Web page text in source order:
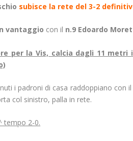
subisce la rete del 3-2
vantaggio con il n.9 Edoardo
per la Vis, calcia dagli 11
i padroni di casa raddoppiano con il
col sinistro, palla in rete.
tempo 2-0.